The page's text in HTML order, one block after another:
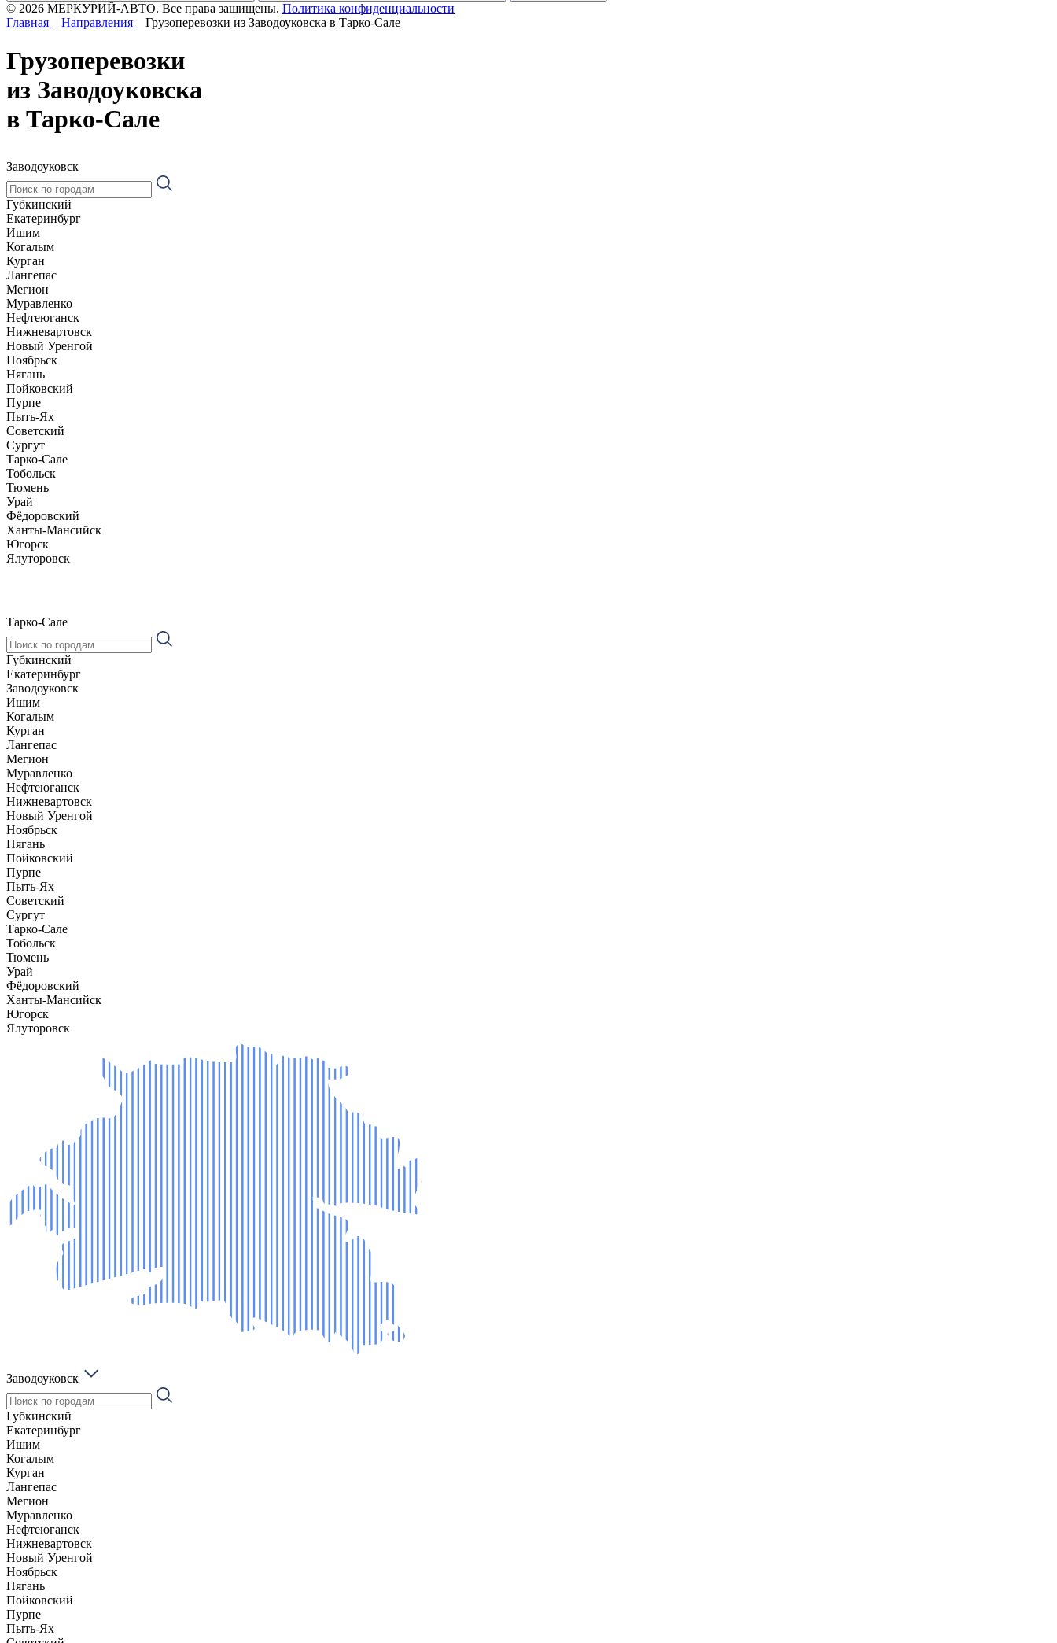
© 2026 МЕРКУРИЙ-АВТО. Все права защищены. Политика конфиденциальности
Главная
Направления Грузоперевозки из Заводоуковска в Тарко-Сале
Грузоперевозки
из Заводоуковска
в Тарко-Сале
Заводоуковск
Губкинский
Екатеринбург
Ишим
Когалым
Курган
Лангепас
Мегион
Муравленко
Нефтеюганск
Нижневартовск
Новый Уренгой
Ноябрьск
Нягань
Пойковский
Пурпе
Пыть-Ях
Советский
Сургут
Тарко-Сале
Тобольск
Тюмень
Урай
Фёдоровский
Ханты-Мансийск
Югорск
Ялуторовск
Тарко-Сале
Губкинский
Екатеринбург
Заводоуковск
Ишим
Когалым
Курган
Лангепас
Мегион
Муравленко
Нефтеюганск
Нижневартовск
Новый Уренгой
Ноябрьск
Нягань
Пойковский
Пурпе
Пыть-Ях
Советский
Сургут
Тарко-Сале
Тобольск
Тюмень
Урай
Фёдоровский
Ханты-Мансийск
Югорск
Ялуторовск
Заводоуковск
Губкинский
Екатеринбург
Ишим
Когалым
Курган
Лангепас
Мегион
Муравленко
Нефтеюганск
Нижневартовск
Новый Уренгой
Ноябрьск
Нягань
Пойковский
Пурпе
Пыть-Ях